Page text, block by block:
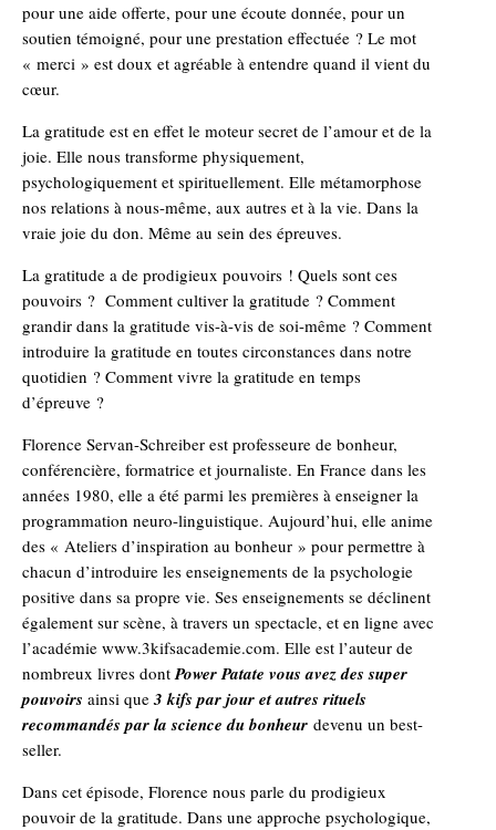
pour une aide offerte, pour une écoute donnée, pour un
soutien témoigné, pour une prestation effectuée ? Le mot
« merci » est doux et agréable à entendre quand il vient du
cœur.
La gratitude est en effet le moteur secret de l’amour et de la
joie. Elle nous transforme physiquement,
psychologiquement et spirituellement. Elle métamorphose
nos relations à nous-même, aux autres et à la vie. Dans la
vraie joie du don. Même au sein des épreuves.
La gratitude a de prodigieux pouvoirs ! Quels sont ces
pouvoirs ? Comment cultiver la gratitude ? Comment
grandir dans la gratitude vis-à-vis de soi-même ? Comment
introduire la gratitude en toutes circonstances dans notre
quotidien ? Comment vivre la gratitude en temps
d’épreuve ?
Florence Servan-Schreiber est professeure de bonheur,
conférencière, formatrice et journaliste. En France dans les
années 1980, elle a été parmi les premières à enseigner la
programmation neuro-linguistique. Aujourd’hui, elle anime
des « Ateliers d’inspiration au bonheur » pour permettre à
chacun d’introduire les enseignements de la psychologie
positive dans sa propre vie. Ses enseignements se déclinent
également sur scène, à travers un spectacle, et en ligne avec
l’académie www.3kifsacademie.com. Elle est l’auteur de
nombreux livres dontPower Patate vous avez des super
pouvoirs ainsi que3 kifs par jour et autres rituels
recommandés par la science du bonheur devenu un best-
seller.
Dans cet épisode, Florence nous parle du prodigieux
pouvoir de la gratitude. Dans une approche psychologique,